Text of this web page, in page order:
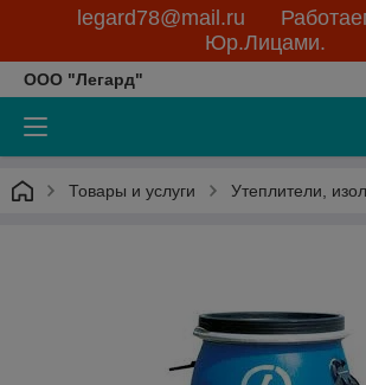
legard78@mail.ru
Юр.Лицами.
ООО "Легард"
Товары и услуги Утеплители,